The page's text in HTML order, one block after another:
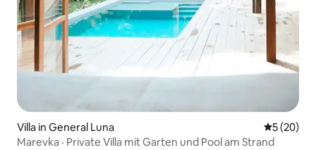
Villa in General Luna
5 (20)
Marevka · Private Villa mit Garten und Pool am Strand